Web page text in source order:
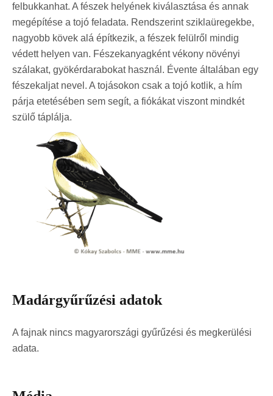
felbukkanhat. A fészek helyének kiválasztása és annak
megépítése a tojó feladata. Rendszerint sziklaüregekbe,
nagyobb kövek alá építkezik, a fészek felülről mindig
védett helyen van. Fészekanyagként vékony növényi
szálakat, gyökérdarabokat használ. Évente általában egy
fészekaljat nevel. A tojásokon csak a tojó kotlik, a hím
párja etetésében sem segít, a fiókákat viszont mindkét
szülő táplálja.
Madárgyűrűzési adatok
A fajnak nincs magyarországi gyűrűzési és megkerülési
adata.